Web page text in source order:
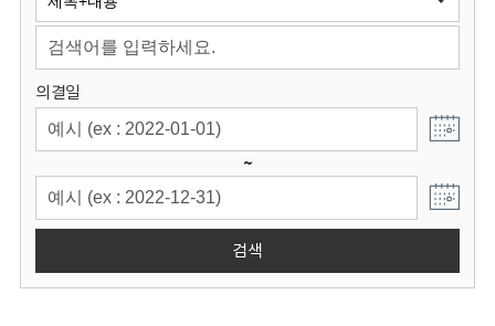
회
의결일
~
검색